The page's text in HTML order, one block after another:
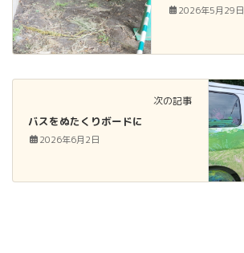
2026年5月29日
次の記事
バスをぬたくりボードに
2026年6月2日